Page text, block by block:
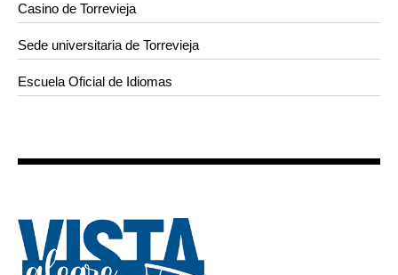
Casino de Torrevieja
Sede universitaria de Torrevieja
Escuela Oficial de Idiomas